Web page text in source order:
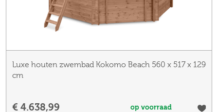
Luxe houten zwembad Kokomo Beach 560 x 517 x 129
cm
€ 4.638,99 op voorraad